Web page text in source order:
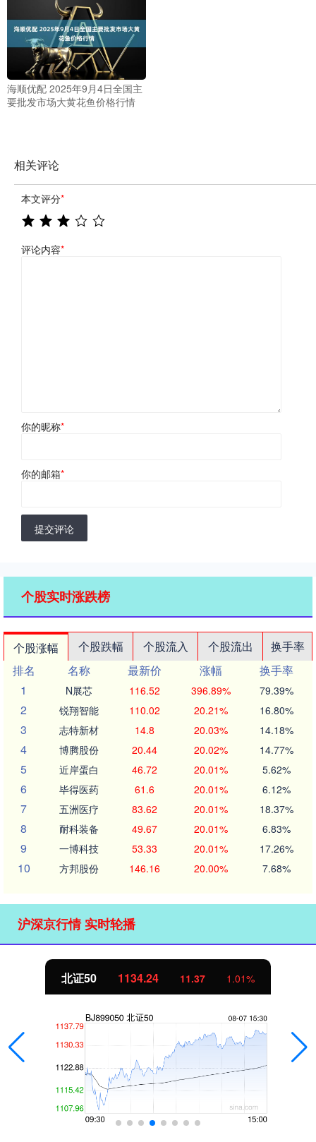
海顺优配 2025年9月4日全国主
要批发市场大黄花鱼价格行情
相关评论
本文评分*
评论内容*
你的昵称*
你的邮箱*
提交评论
个股实时涨跌榜
个股涨幅 个股跌幅 个股流入 个股流出
换手率
排名
名称 最新价 涨幅
换手率
1
N展芯 116.52 396.89% 79.39%
2 锐翔智能 110.02 20.21% 16.80%
3 志特新材 14.8 20.03% 14.18%
4 博腾股份 20.44 20.02% 14.77%
5 近岸蛋白 46.72 20.01% 5.62%
6 毕得医药 61.6 20.01% 6.12%
7 五洲医疗 83.62 20.01% 18.37%
8 耐科装备 49.67 20.01% 6.83%
9 一博科技 53.33 20.01% 17.26%
10 方邦股份 146.16 20.00% 7.68%
沪深京行情 实时轮播
北证50 1134.24 11.37 1.01%